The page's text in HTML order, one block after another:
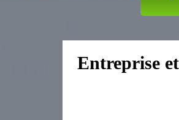
Entreprise